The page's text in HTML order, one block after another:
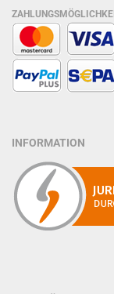
INFORMATION